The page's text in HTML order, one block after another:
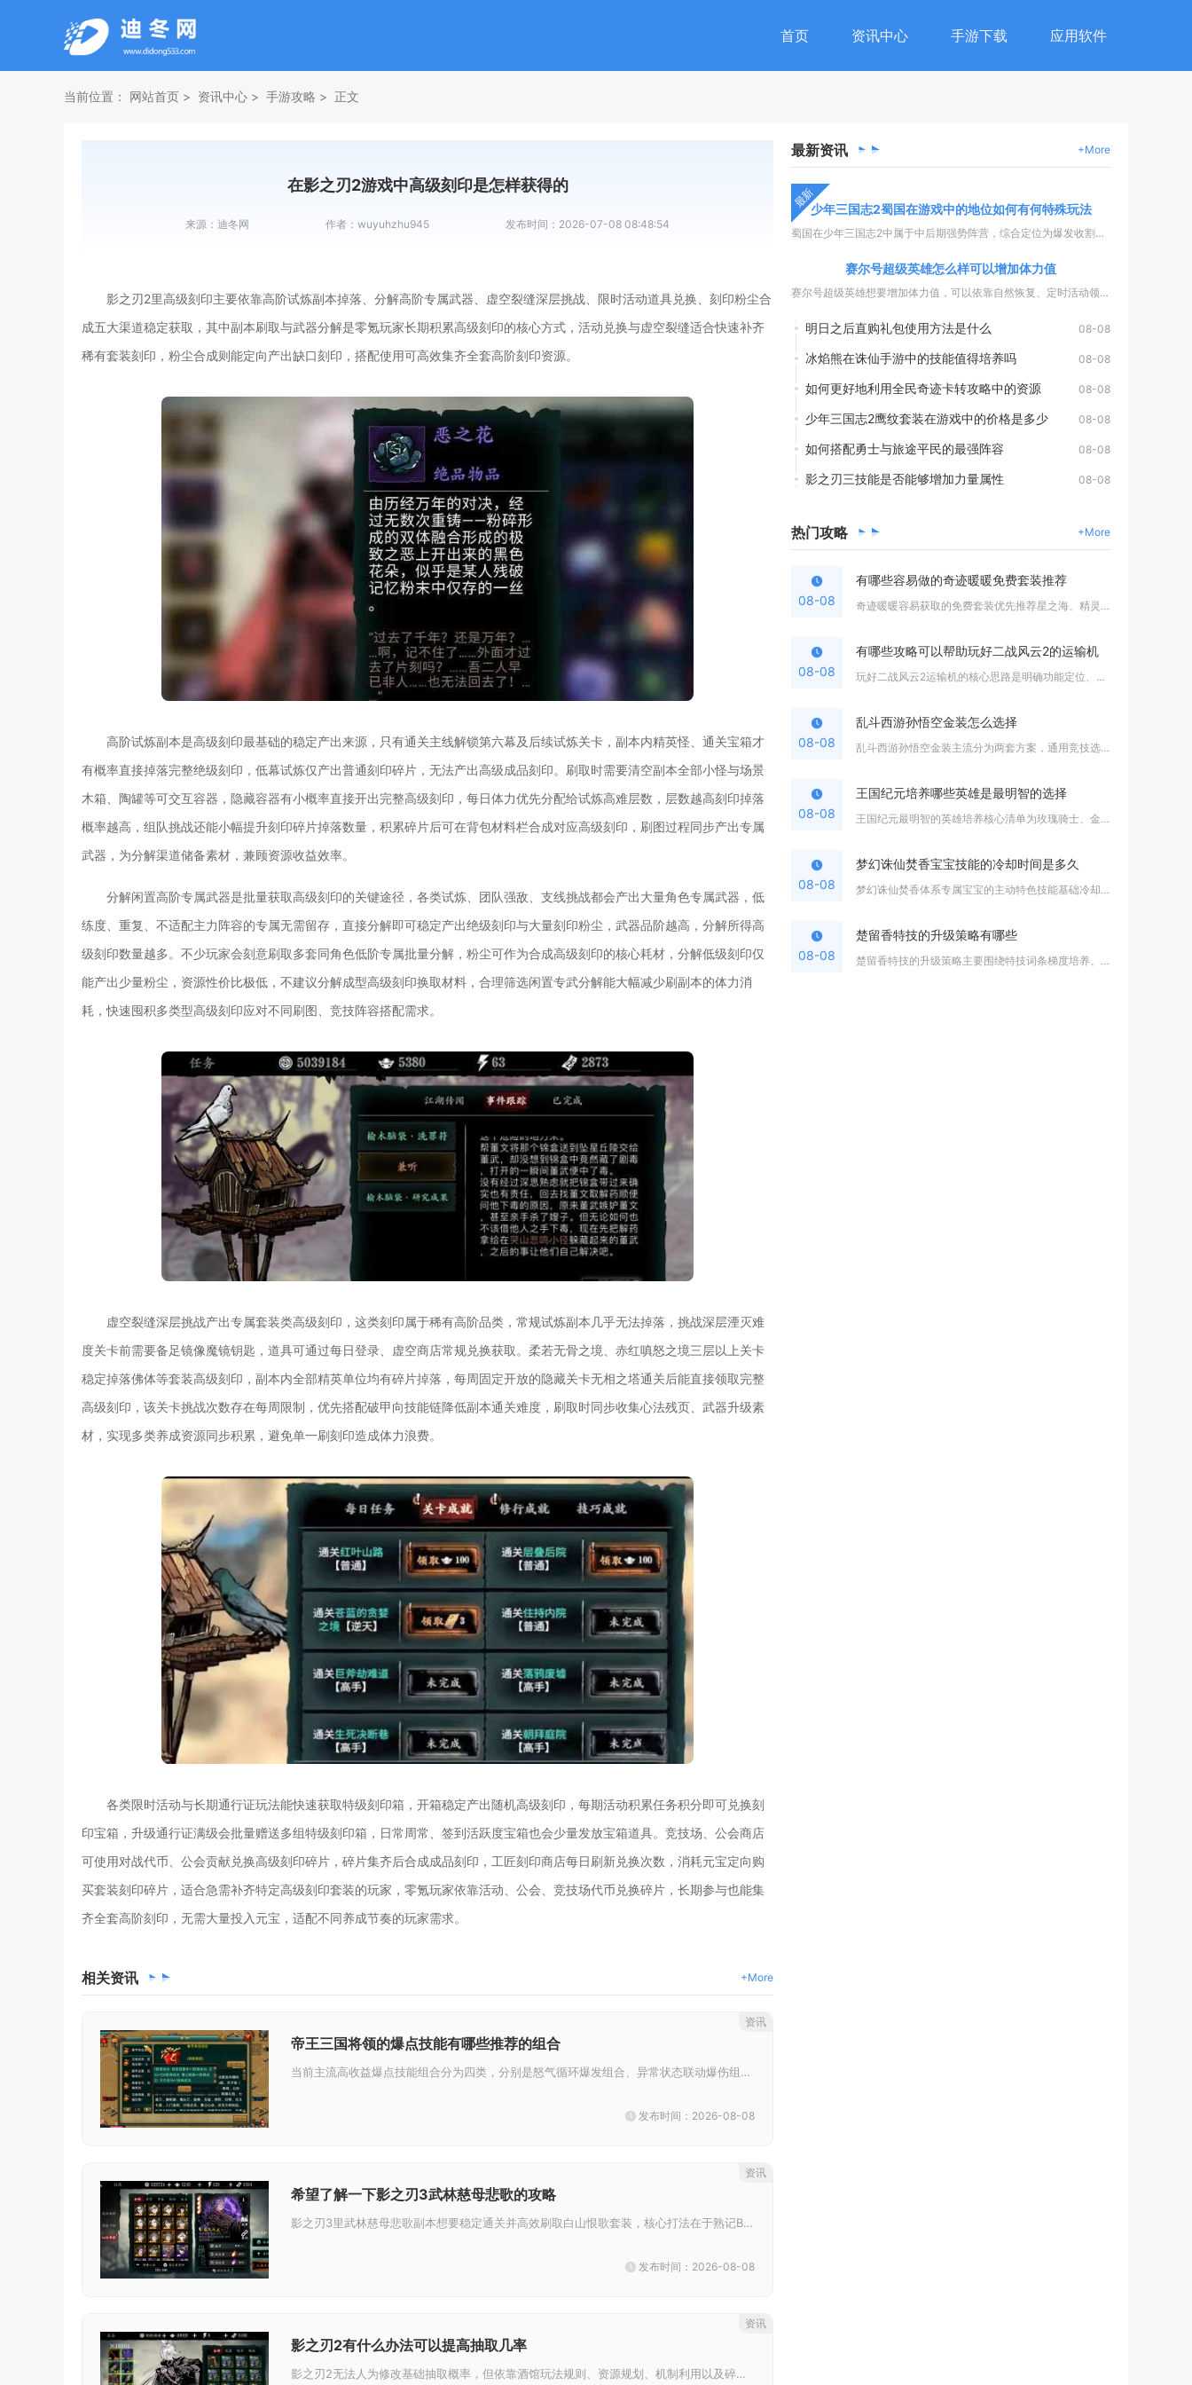
首页 资讯中心 手游下载 应用软件
当前位置： 网站首页 资讯中心 手游攻略 正文
在影之刃2游戏中高级刻印是怎样获得的
来源： 迪冬网 作者： wuyuhzhu945 发布时间： 2026-07-08 08:48:54
影之刃2里高级刻印主要依靠高阶试炼副本掉落、分解高阶专属武器、虚空裂缝深层挑战、限时活动道具兑换、刻印粉尘合
成五大渠道稳定获取，其中副本刷取与武器分解是零氪玩家长期积累高级刻印的核心方式，活动兑换与虚空裂缝适合快速补齐
稀有套装刻印，粉尘合成则能定向产出缺口刻印，搭配使用可高效集齐全套高阶刻印资源。
高阶试炼副本是高级刻印最基础的稳定产出来源，只有通关主线解锁第六幕及后续试炼关卡，副本内精英怪、通关宝箱才
有概率直接掉落完整绝级刻印，低幕试炼仅产出普通刻印碎片，无法产出高级成品刻印。刷取时需要清空副本全部小怪与场景
木箱、陶罐等可交互容器，隐藏容器有小概率直接开出完整高级刻印，每日体力优先分配给试炼高难层数，层数越高刻印掉落
概率越高，组队挑战还能小幅提升刻印碎片掉落数量，积累碎片后可在背包材料栏合成对应高级刻印，刷图过程同步产出专属
武器，为分解渠道储备素材，兼顾资源收益效率。
分解闲置高阶专属武器是批量获取高级刻印的关键途径，各类试炼、团队强敌、支线挑战都会产出大量角色专属武器，低
练度、重复、不适配主力阵容的专属无需留存，直接分解即可稳定产出绝级刻印与大量刻印粉尘，武器品阶越高，分解所得高
级刻印数量越多。不少玩家会刻意刷取多套同角色低阶专属批量分解，粉尘可作为合成高级刻印的核心耗材，分解低级刻印仅
能产出少量粉尘，资源性价比极低，不建议分解成型高级刻印换取材料，合理筛选闲置专武分解能大幅减少刷副本的体力消
耗，快速囤积多类型高级刻印应对不同刷图、竞技阵容搭配需求。
虚空裂缝深层挑战产出专属套装类高级刻印，这类刻印属于稀有高阶品类，常规试炼副本几乎无法掉落，挑战深层湮灭难
度关卡前需要备足镜像魔镜钥匙，道具可通过每日登录、虚空商店常规兑换获取。柔若无骨之境、赤红嗔怒之境三层以上关卡
稳定掉落佛体等套装高级刻印，副本内全部精英单位均有碎片掉落，每周固定开放的隐藏关卡无相之塔通关后能直接领取完整
高级刻印，该关卡挑战次数存在每周限制，优先搭配破甲向技能链降低副本通关难度，刷取时同步收集心法残页、武器升级素
材，实现多类养成资源同步积累，避免单一刷刻印造成体力浪费。
各类限时活动与长期通行证玩法能快速获取特级刻印箱，开箱稳定产出随机高级刻印，每期活动积累任务积分即可兑换刻
印宝箱，升级通行证满级会批量赠送多组特级刻印箱，日常周常、签到活跃度宝箱也会少量发放宝箱道具。竞技场、公会商店
可使用对战代币、公会贡献兑换高级刻印碎片，碎片集齐后合成成品刻印，工匠刻印商店每日刷新兑换次数，消耗元宝定向购
买套装刻印碎片，适合急需补齐特定高级刻印套装的玩家，零氪玩家依靠活动、公会、竞技场代币兑换碎片，长期参与也能集
齐全套高阶刻印，无需大量投入元宝，适配不同养成节奏的玩家需求。
相关资讯 +More
帝王三国将领的爆点技能有哪些推荐的组合
当前主流高收益爆点技能组合分为四类，分别是怒气循环爆发组合、异常状态联动爆伤组合、单点秒杀破甲组合、反击续航抗压爆发组合...
发布时间：2026-08-08
资讯
希望了解一下影之刃3武林慈母悲歌的攻略
影之刃3里武林慈母悲歌副本想要稳定通关并高效刷取白山恨歌套装，核心打法在于熟记BOSS技能循环、控制输出节奏，搭配适配杀...
发布时间：2026-08-08
资讯
影之刃2有什么办法可以提高抽取几率
影之刃2无法人为修改基础抽取概率，但依靠酒馆玩法规则、资源规划、机制利用以及碎片兜底渠道，能够有效提升目标英雄与稀有奖励...
资讯
最新资讯 +More
最新少年三国志2蜀国在游戏中的地位如何有何特殊玩法
蜀国在少年三国志2中属于中后期强势阵营，综合定位为爆发收割型...
赛尔号超级英雄怎么样可以增加体力值
赛尔号超级英雄想要增加体力值，可以依靠自然恢复、定时活动领取...
明日之后直购礼包使用方法是什么 08-08
冰焰熊在诛仙手游中的技能值得培养吗 08-08
如何更好地利用全民奇迹卡转攻略中的资源 08-08
少年三国志2鹰纹套装在游戏中的价格是多少 08-08
如何搭配勇士与旅途平民的最强阵容 08-08
影之刃三技能是否能够增加力量属性 08-08
热门攻略 +More
08-08
有哪些容易做的奇迹暖暖免费套装推荐
奇迹暖暖容易获取的免费套装优先推荐星之海、精灵鹿后、水墨青花...
08-08
有哪些攻略可以帮助玩好二战风云2的运输机
玩好二战风云2运输机的核心思路是明确功能定位、做好航线侦察、...
08-08
乱斗西游孙悟空金装怎么选择
乱斗西游孙悟空金装主流分为两套方案，通用竞技选择五虎断魂搭配...
08-08
王国纪元培养哪些英雄是最明智的选择
王国纪元最明智的英雄培养核心清单为玫瑰骑士、金嗓子、欺诈师、...
08-08
梦幻诛仙焚香宝宝技能的冷却时间是多久
梦幻诛仙焚香体系专属宝宝的主动特色技能基础冷却区间集中在常规...
08-08
楚留香特技的升级策略有哪些
楚留香特技的升级策略主要围绕特技词条梯度培养、穿戴同特技堆叠...